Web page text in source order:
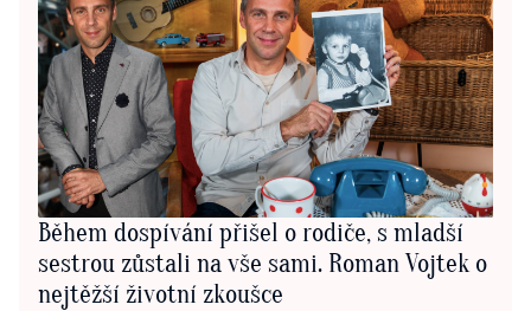
Během dospívání přišel o rodiče, s mladší
sestrou zůstali na vše sami. Roman Vojtek o
nejtěžší životní zkoušce